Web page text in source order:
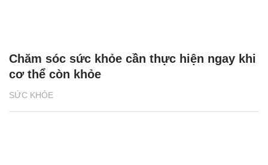
SỨC KHỎE
Chăm sóc sức khỏe cần thực hiện ngay khi
cơ thể còn khỏe